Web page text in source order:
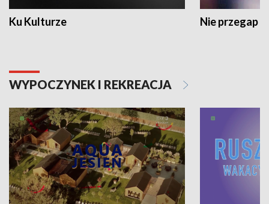
Ku Kulturze Nie przegap
WYPOCZYNEK I REKREACJA